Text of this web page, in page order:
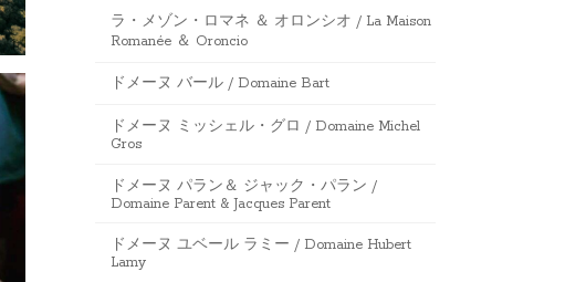
ラ・メゾン・ロマネ ＆ オロンシオ / La Maison
Romanée ＆ Oroncio
ドメーヌ バール / Domaine Bart
ドメーヌ ミッシェル・グロ / Domaine Michel
Gros
ドメーヌ パラン＆ ジャック・パラン /
Domaine Parent & Jacques Parent
ドメーヌ ユベール ラミー / Domaine Hubert
Lamy